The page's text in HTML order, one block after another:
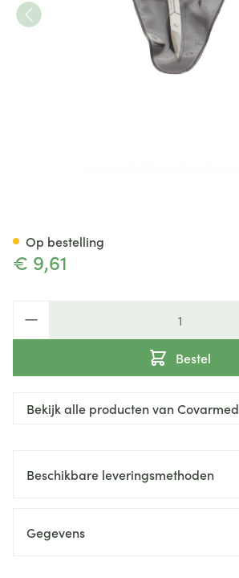
€ 9,61
Bestel
Op bestelling
Bekijk alle producten van Covarmed
Beschikbare leveringsmethoden
Gegevens